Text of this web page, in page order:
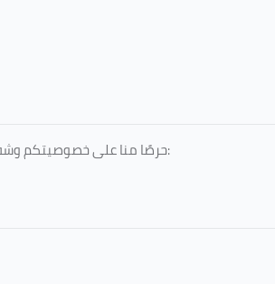
حرصًا منا على خصوصيتكم وشفافية التعامل مع البيانات، يمكنكم الاطلاع على سياسة الخصوصية المعتمدة من جامعة الطائف عبر الرابط التالي: